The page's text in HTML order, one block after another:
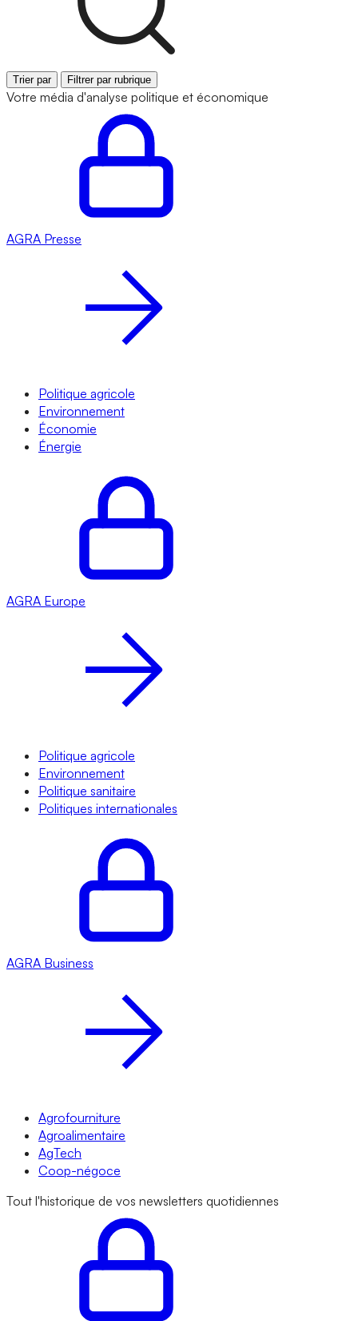
Trier par Filtrer par rubrique
Votre média d'analyse politique et économique
AGRA Presse
Politique agricole
Environnement
Économie
Énergie
AGRA Europe
Politique agricole
Environnement
Politique sanitaire
Politiques internationales
AGRA Business
Agrofourniture
Agroalimentaire
AgTech
Coop-négoce
Tout l'historique de vos newsletters quotidiennes